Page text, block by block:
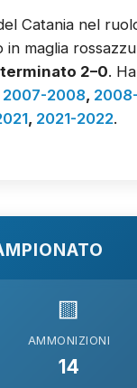
Catania nel
in maglia
2–0.
2007-2008,
, 2021-2022.
🟨
AMMONIZIONI
14